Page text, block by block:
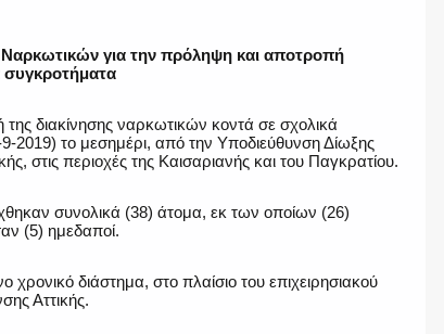
Ναρκωτικών για την πρόληψη και αποτροπή
συγκροτήματα
διακίνησης ναρκωτικών κοντά σε σχολικά
2019) το μεσημέρι, από την Υποδιεύθυνση Δίωξης
στις περιοχές της Καισαριανής και του Παγκρατίου.
συνολικά (38) άτομα, εκ των οποίων (26)
(5) ημεδαποί.
διάστημα, στο πλαίσιο του επιχειρησιακού
Αττικής.